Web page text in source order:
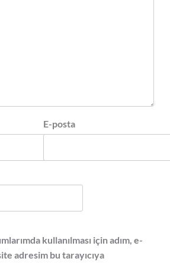
E-posta
kullanılması için adım, e-
adresim bu tarayıcıya